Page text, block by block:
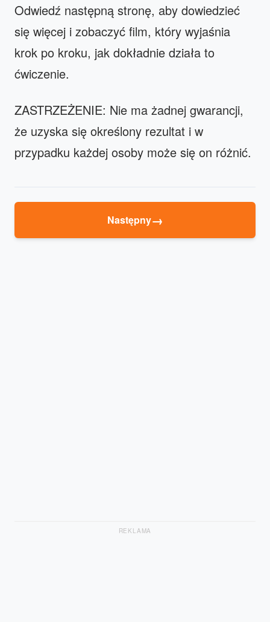
Odwiedź następną stronę, aby dowiedzieć
się więcej i zobaczyć film, który wyjaśnia
krok po kroku, jak dokładnie działa to
ćwiczenie.
ZASTRZEŻENIE: Nie ma żadnej gwarancji,
że uzyska się określony rezultat i w
przypadku każdej osoby może się on różnić.
Następny→
REKLAMA